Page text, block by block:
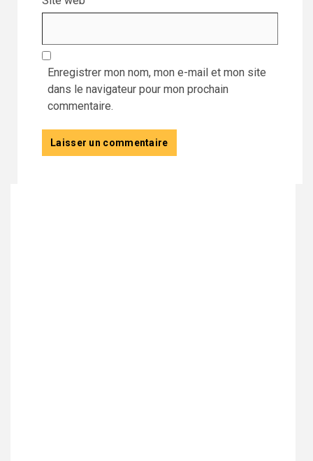
Enregistrer mon nom, mon e-mail et mon site
dans le navigateur pour mon prochain
commentaire.